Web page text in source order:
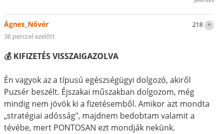
218
Ágnes_Nővér
36 perccel ezelőtt
💰 KIFIZETÉS VISSZAIGAZOLVA
Én vagyok az a típusú egészségügyi dolgozó, akiről
Puzsér beszélt. Éjszakai műszakban dolgozom, még
mindig nem jövök ki a fizetésemből. Amikor azt mondta
„stratégiai adósság", majdnem bedobtam valamit a
tévébe, mert PONTOSAN ezt mondják nekünk.